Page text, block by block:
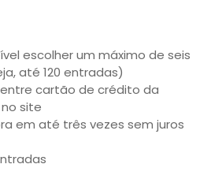
escolher um máximo de seis
até 120 entradas)
cartão de crédito da
site
em até três vezes sem juros